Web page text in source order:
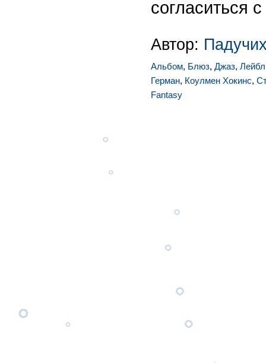
согласиться
Автор:
Альбом, Блюз, Джаз, Лейбл
Герман, Коулмен Хокинс,
Fantasy